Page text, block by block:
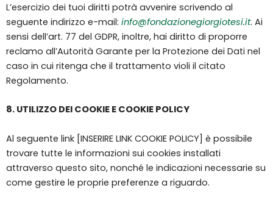
L’esercizio dei tuoi diritti potrà avvenire scrivendo al
seguente indirizzo e-mail: info@fondazionegiorgiotesi.it. Ai
sensi dell’art. 77 del GDPR, inoltre, hai diritto di proporre
reclamo all’Autorità Garante per la Protezione dei Dati nel
caso in cui ritenga che il trattamento violi il citato
Regolamento.
8. UTILIZZO DEI COOKIE E COOKIE POLICY
Al seguente link [INSERIRE LINK COOKIE POLICY] è possibile
trovare tutte le informazioni sui cookies installati
attraverso questo sito, nonché le indicazioni necessarie su
come gestire le proprie preferenze a riguardo.